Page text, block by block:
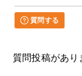
質問する
質問投稿があり